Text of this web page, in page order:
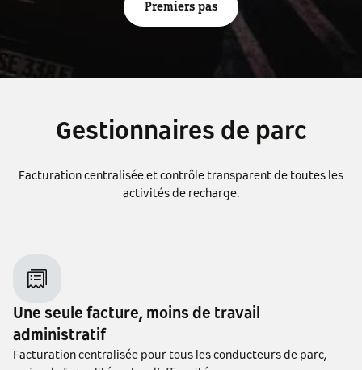
Premiers pas
Gestionnaires de parc
Facturation centralisée et contrôle transparent de toutes les
activités de recharge.
Une seule facture, moins de travail
administratif
Facturation centralisée pour tous les conducteurs de parc,